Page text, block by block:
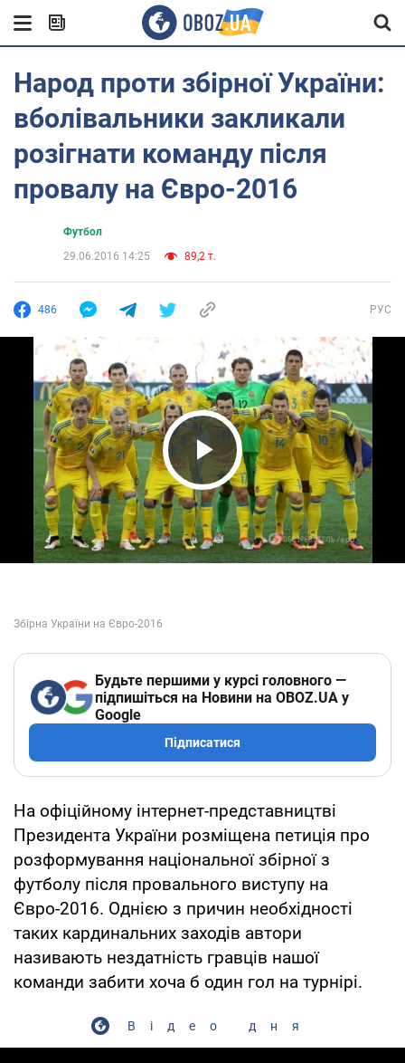
Народ проти збірної України:
вболівальники закликали
розігнати команду після
провалу на Євро-2016
Футбол
29.06.2016 14:25
89,2 т.
486 РУС
Play Video
Будьте першими у курсі головного —
підпишіться на Новини на OBOZ.UA у
Google
Підписатися
На офіційному інтернет-представництві
Президента України розміщена петиція про
розформування національної збірної з
футболу після провального виступу на
Євро-2016. Однією з причин необхідності
таких кардинальних заходів автори
називають нездатність гравців нашої
команди забити хоча б один гол на турнірі.
Відео дня